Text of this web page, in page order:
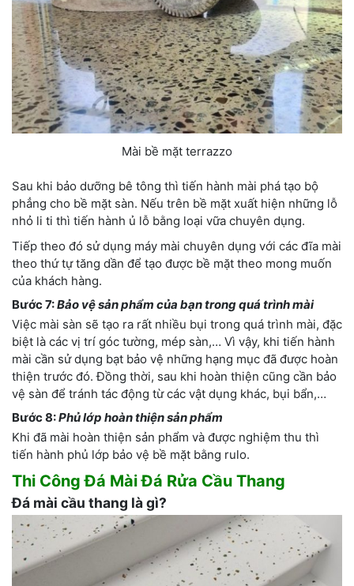
Mài bề mặt terrazzo
Sau khi bảo dưỡng bê tông thì tiến hành mài phá tạo bộ
phẳng cho bề mặt sàn. Nếu trên bề mặt xuất hiện những lỗ
nhỏ li ti thì tiến hành ủ lỗ bằng loại vữa chuyên dụng.
Tiếp theo đó sử dụng máy mài chuyên dụng với các đĩa mài
theo thứ tự tăng dần để tạo được bề mặt theo mong muốn
của khách hàng.
Bước 7:Bảo vệ sản phẩm của bạn trong quá trình mài
Việc mài sàn sẽ tạo ra rất nhiều bụi trong quá trình mài, đặc
biệt là các vị trí góc tường, mép sàn,… Vì vậy, khi tiến hành
mài cần sử dụng bạt bảo vệ những hạng mục đã được hoàn
thiện trước đó. Đồng thời, sau khi hoàn thiện cũng cần bảo
vệ sàn để tránh tác động từ các vật dụng khác, bụi bẩn,…
Bước 8:Phủ lớp hoàn thiện sản phẩm
Khi đã mài hoàn thiện sản phẩm và được nghiệm thu thì
tiến hành phủ lớp bảo vệ bề mặt bằng rulo.
Thi Công Đá Mài Đá Rửa Cầu Thang
Đá mài cầu thang là gì?